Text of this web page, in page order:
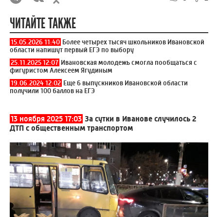
ЧИТАЙТЕ ТАКЖЕ
15.05.2026 11:40 Более четырех тысяч школьников Ивановской
области напишут первый ЕГЭ по выбору
25.11.2025 12:07 Ивановская молодежь смогла пообщаться с
фигуристом Алексеем Ягудиным
19.06.2024 12:02 Еще 6 выпускников Ивановской области
получили 100 баллов на ЕГЭ
13 ноября 2025 17:03 За сутки в Иванове случилось 2
ДТП с общественным транспортом